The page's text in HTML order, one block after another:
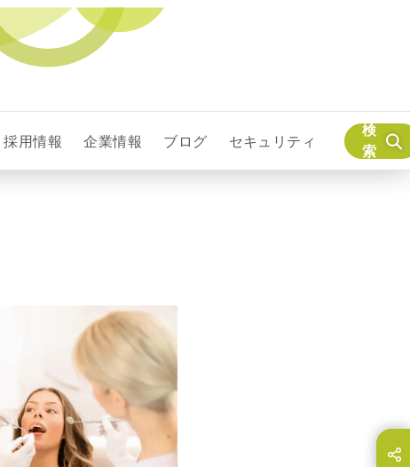
採用情報 企業情報 ブログ セキュリティ
検
索
Share this page on...